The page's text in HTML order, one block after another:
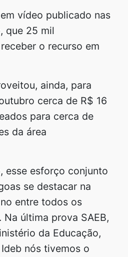
vídeo publicado nas
que 25 mil
o recurso em
ainda, para
cerca de R$ 16
para cerca de
da área
esse esforço conjunto
se destacar na
entre todos os
última prova SAEB,
da Educação,
nós tivemos o